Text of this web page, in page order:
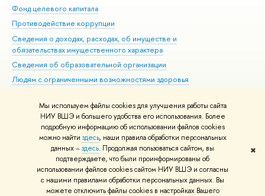
Мы используем файлы cookies для улучшения работы сайта
НИУ ВШЭ и большего удобства его использования. Более
подробную информацию об использовании файлов cookies
можно найти здесь, наши правила обработки персональных
данных –здесь. Продолжая пользоваться сайтом, вы
подтверждаете, что были проинформированы об
использовании файлов cookies сайтом НИУ ВШЭ и согласны
с нашими правилами обработки персональных данных. Вы
можете отключить файлы cookies в настройках Вашего
✖
Фонд целевого капитала
Противодействие коррупции
Сведения о доходах, расходах, об имуществе и
обязательствах имущественного характера
Сведения об образовательной организации
Людям с ограниченными возможностями здоровья
Работа в Вышке
© НИУ ВШЭ 1993–2026 Адреса и контакты Условия использования
материалов Политика конфиденциальности Карта сайта
Шрифты HSE Sans и HSE Slab разработаны вШколе дизайна НИУ ВШЭ